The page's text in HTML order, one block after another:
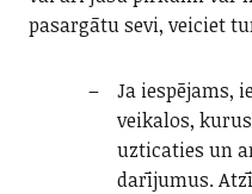
pasargātu sevi, veiciet
Ja iespējams,
veikalos,
uzticaties un
darījumus.